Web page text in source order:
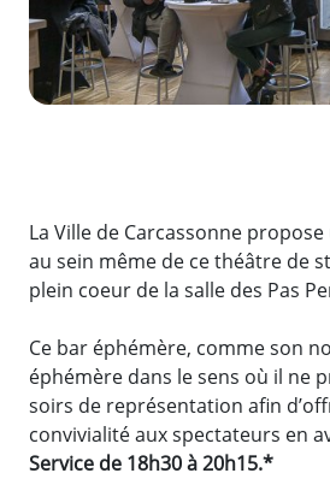
La Ville de Carcassonne
au sein même de ce théâtre de
plein coeur de la salle des Pas
Ce bar éphémère, comme son
éphémère dans le sens où il ne
soirs de représentation afin
convivialité aux spectateurs en
Service de 18h30 à 20h15.*